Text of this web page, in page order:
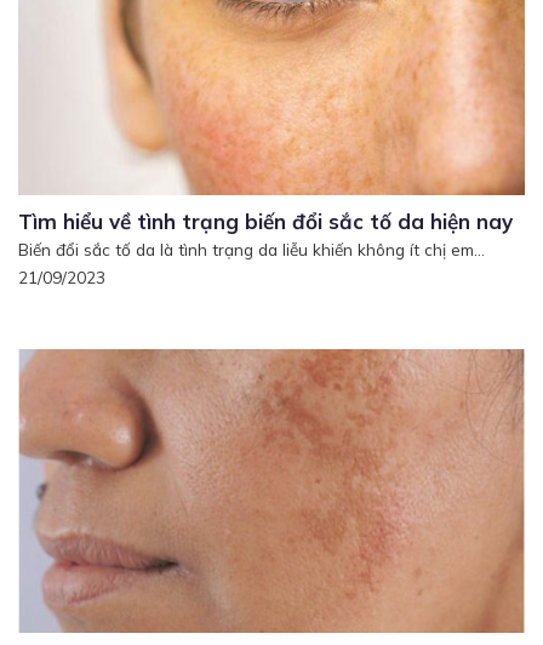
Tìm hiểu về tình trạng biến đổi sắc tố da hiện nay
Biến đổi sắc tố da là tình trạng da liễu khiến không ít chị em...
21/09/2023